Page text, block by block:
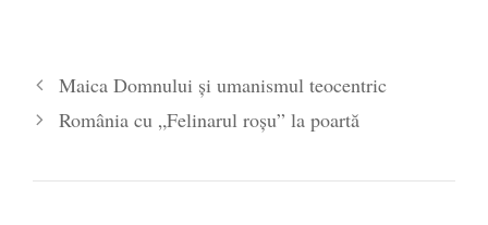
Maica Domnului și umanismul teocentric
România cu „Felinarul roşu” la poartă